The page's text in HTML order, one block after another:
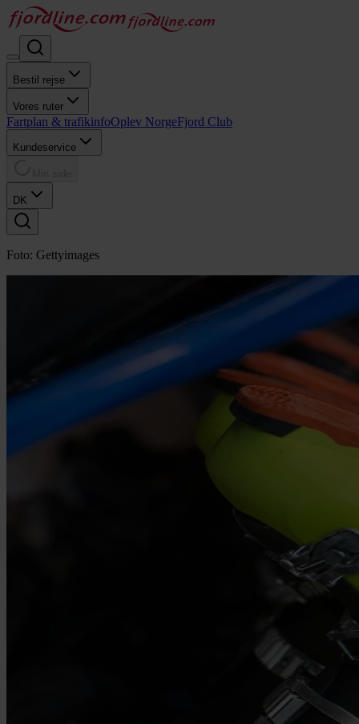
Bestil rejse
Vores ruter
Fartplan & trafikinfoOplev NorgeFjord Club
Kundeservice
DK
Foto: Gettyimages